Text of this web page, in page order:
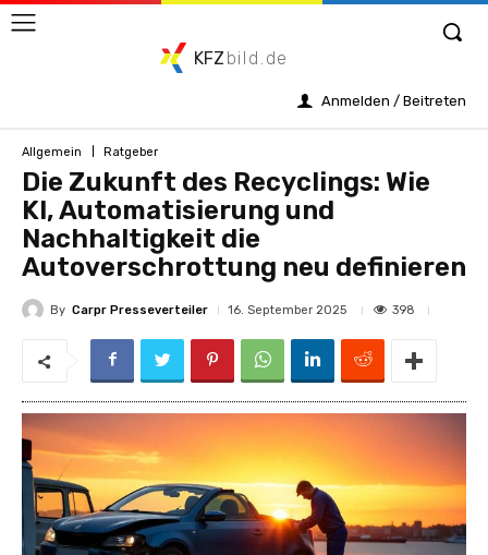
KFZ bild.de
Anmelden / Beitreten
Allgemein Ratgeber
Die Zukunft des Recyclings: Wie
KI, Automatisierung und
Nachhaltigkeit die
Autoverschrottung neu definieren
By Carpr Presseverteiler 16. September 2025 398